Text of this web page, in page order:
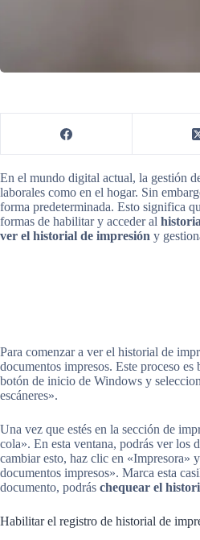
En el mundo digital actual, la gestión
laborales como en el hogar. Sin
forma predeterminada. Esto significa
formas de habilitar y acceder al
ver el historial de impresión y
Para comenzar a ver el historial de
documentos impresos. Este proceso
botón de inicio de Windows y
escáneres».
Una vez que estés en la sección de
cola». En esta ventana, podrás ver los
cambiar esto, haz clic en «Impresora»
documentos impresos». Marca esta
documento, podrás chequear el
Habilitar el registro de historial de